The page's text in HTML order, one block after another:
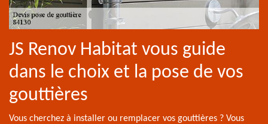
JS Renov Habitat vous guide
dans le choix et la pose de vos
gouttières
Vous cherchez à installer ou remplacer vos gouttières ? Vous